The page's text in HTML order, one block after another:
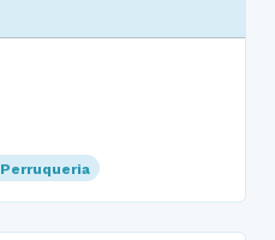
Perruqueria